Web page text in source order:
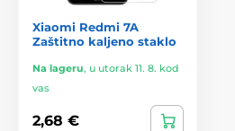
Xiaomi Redmi 7A
Zaštitno kaljeno staklo
Na lageru, u utorak 11. 8. kod
vas
2,68 €